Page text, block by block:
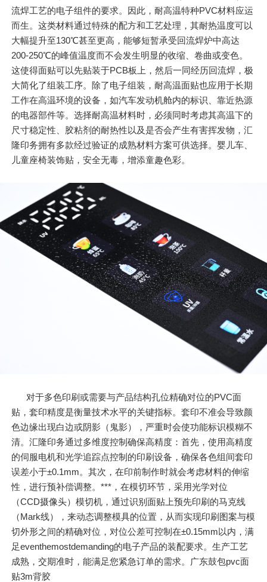
流焊工艺的电子组件的要求。因此，耐高温特种PVC材料应运
而生。这类材料通过特殊的配方和工艺处理，其耐热温度可以
大幅提升至130℃甚至更高，能够短暂承受回流焊炉中高达
200-250℃的峰值温度而不会发生明显的收缩、卷曲或变色。
这使得面贴可以先贴装于PCB板上，然后一同经历回流焊，极
大简化了组装工序。除了电子组装，耐高温面贴也应用于长期
工作在高温环境的设备，如汽车发动机舱内的标识、靠近热源
的电器部件等。选择耐高温材料时，必须同时考虑其高温下的
尺寸稳定性、胶粘剂的耐热性以及是否会产生有害挥发物，汇
隆印务拥有多款经过验证的成熟材料方案可供选择。婴儿车、
儿童座椅装饰贴，安全无毒，增添童趣色彩。
对于多色印刷或需要与产品结构孔位精确对位的PVC面
贴，套印精度是衡量技术水平的关键指标。套印不准会导致颜
色边缘出现白边或阴影（鬼影），严重时会使功能标识模糊不
清。汇隆印务通过多维度控制确保高精度：首先，使用高精度
的伺服电机和光学追踪点控制的印刷设备，确保各色组间套印
误差小于±0.1mm。其次，在印前制作时就会考虑材料的伸缩
性，进行预补偿调整。***，在模切环节，采用光学对位
（CCD摄像头）模切机，通过识别面贴上预先印刷的马克线
（Mark线），来动态调整模具的位置，从而实现印刷图案与模
切外形之间的精确对位，对位公差可控制在±0.15mm以内，满
足eventhemostdemanding的电子产品的装配要求。生产工艺
成熟，交期准时，能满足您紧急订单的需求。广东鼓包pvc面
贴3m背胶